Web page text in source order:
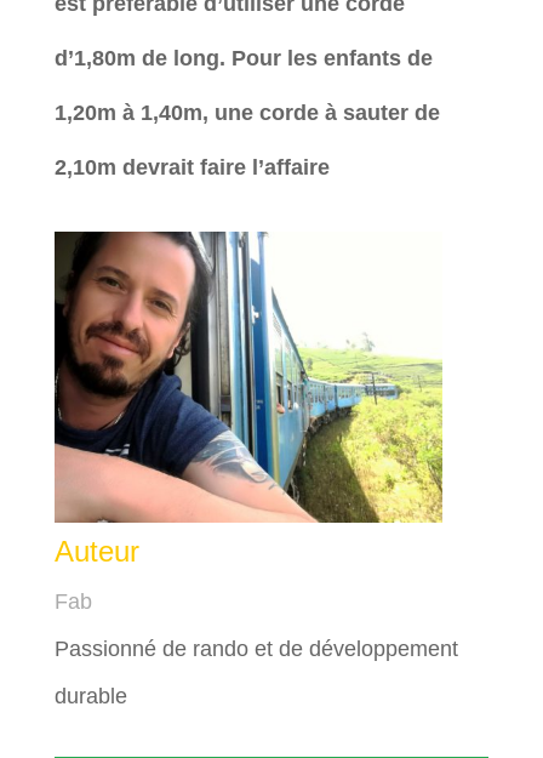
d’1,80m de long. Pour les enfants de
1,20m à 1,40m, une corde à sauter de
2,10m devrait faire l’affaire
Auteur
Fab
Passionné de rando et de développement
durable